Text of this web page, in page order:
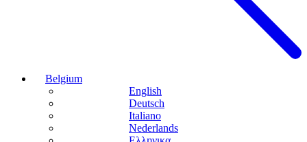
Belgium
English
Deutsch
Italiano
Nederlands